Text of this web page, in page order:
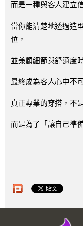
而是一種與客人建立
當你能清楚地透過造
位，
並兼顧細節與舒適度
最終成為客人心中不
真正專業的穿搭，不
而是為了「讓自己準